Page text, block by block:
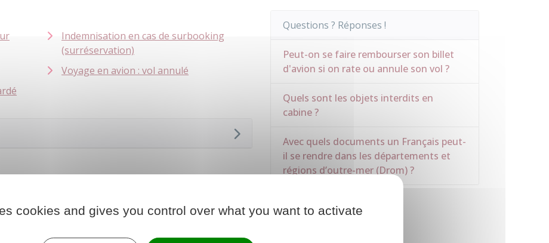
Indemnisation en cas de surbooking
(surréservation)
Voyage en avion : vol annulé
Questions ? Réponses !
Peut-on se faire rembourser son billet
d'avion si on rate ou annule son vol ?
Quels sont les objets interdits en
cabine ?
Avec quels documents un Français peut-
il se rendre dans les départements et
régions d’outre-mer (Drom) ?
cookies and gives you control over what you want to activate